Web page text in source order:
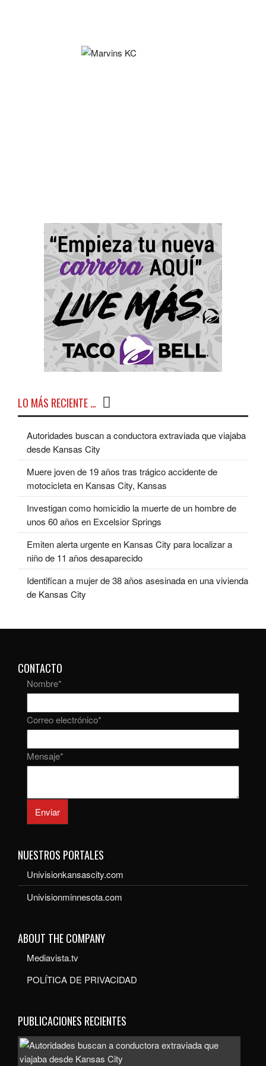
LO MÁS RECIENTE …
Autoridades buscan a conductora extraviada que viajaba
desde Kansas City
Muere joven de 19 años tras trágico accidente de
motocicleta en Kansas City, Kansas
Investigan como homicidio la muerte de un hombre de
unos 60 años en Excelsior Springs
Emiten alerta urgente en Kansas City para localizar a
niño de 11 años desaparecido
Identifican a mujer de 38 años asesinada en una vivienda
de Kansas City
CONTACTO
Nombre*
Correo electrónico*
Mensaje*
Enviar
NUESTROS PORTALES
Univisionkansascity.com
Univisionminnesota.com
ABOUT THE COMPANY
Mediavista.tv
POLÍTICA DE PRIVACIDAD
PUBLICACIONES RECIENTES